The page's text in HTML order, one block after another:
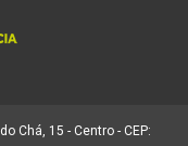
Chá, 15 - Centro - CEP: